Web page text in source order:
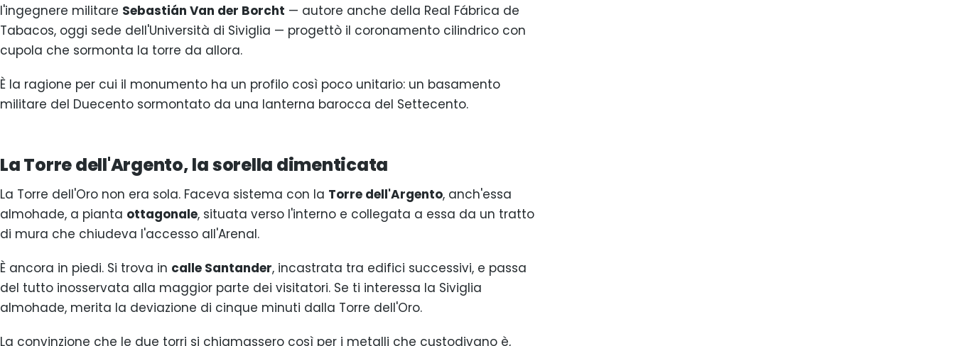
l'ingegnere militare Sebastián Van der Borcht — autore anche della Real Fábrica de
Tabacos, oggi sede dell'Università di Siviglia — progettò il coronamento cilindrico con
cupola che sormonta la torre da allora.
È la ragione per cui il monumento ha un profilo così poco unitario: un basamento
militare del Duecento sormontato da una lanterna barocca del Settecento.
La Torre dell'Argento, la sorella dimenticata
La Torre dell'Oro non era sola. Faceva sistema con la Torre dell'Argento, anch'essa
almohade, a pianta ottagonale, situata verso l'interno e collegata a essa da un tratto
di mura che chiudeva l'accesso all'Arenal.
È ancora in piedi. Si trova in calle Santander, incastrata tra edifici successivi, e passa
del tutto inosservata alla maggior parte dei visitatori. Se ti interessa la Siviglia
almohade, merita la deviazione di cinque minuti dalla Torre dell'Oro.
La convinzione che le due torri si chiamassero così per i metalli che custodivano è,